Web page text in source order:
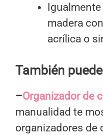
madera
acrílica o
También
–Organizador de
manualidad te
organizadores de